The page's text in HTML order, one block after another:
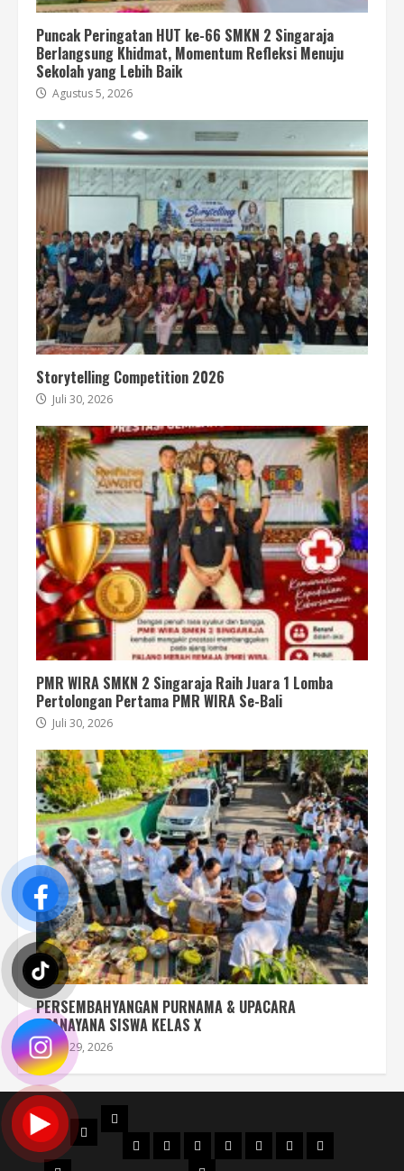
Puncak Peringatan HUT ke-66 SMKN 2 Singaraja
Berlangsung Khidmat, Momentum Refleksi Menuju
Sekolah yang Lebih Baik
Agustus 5, 2026
Storytelling Competition 2026
Juli 30, 2026
PMR WIRA SMKN 2 Singaraja Raih Juara 1 Lomba
Pertolongan Pertama PMR WIRA Se-Bali
Juli 30, 2026
PERSEMBAHYANGAN PURNAMA & UPACARA
UPANAYANA SISWA KELAS X
Juli 29, 2026
BERANDA
PROFIL
STRUKTUR
DENAHMAPSSEJARAH
AKREDITASI
SERTIFIKAT
FILOSOFI